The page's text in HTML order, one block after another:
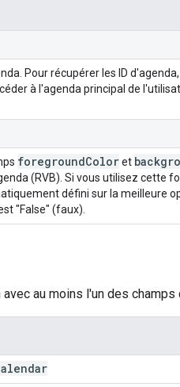
Pour récupérer les ID
à l'agenda principal de
foregroundColoret
(RVB). Si vous utilisez cette
défini sur la meilleure
"False" (faux).
au moins l'un des